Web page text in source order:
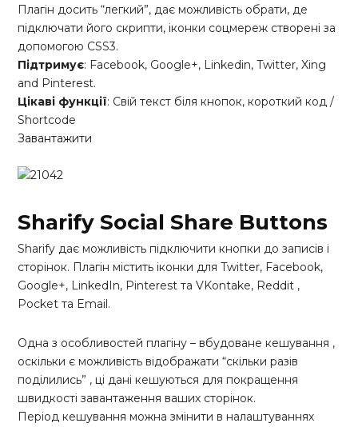
Плагін досить “легкий”, дає можливість обрати, де
підключати його скрипти, іконки соцмереж створені за
допомогою CSS3.
Підтримує: Facebook, Google+, Linkedin, Twitter, Xing
and Pinterest.
Цікаві функції: Свій текст біля кнопок, короткий код /
Shortcode
Завантажити
Sharify Social Share Buttons
Sharify дає можливість підключити кнопки до записів і
сторінок. Плагін містить іконки для Twitter, Facebook,
Google+, LinkedIn, Pinterest та VKontake, Reddit ,
Pocket та Email.
Одна з особливостей плагіну – вбудоване кешування ,
оскільки є можливість відображати “скільки разів
поділились” , ці дані кешуються для покращення
швидкості завантаження ваших сторінок.
Період кешування можна змінити в налаштуваннях